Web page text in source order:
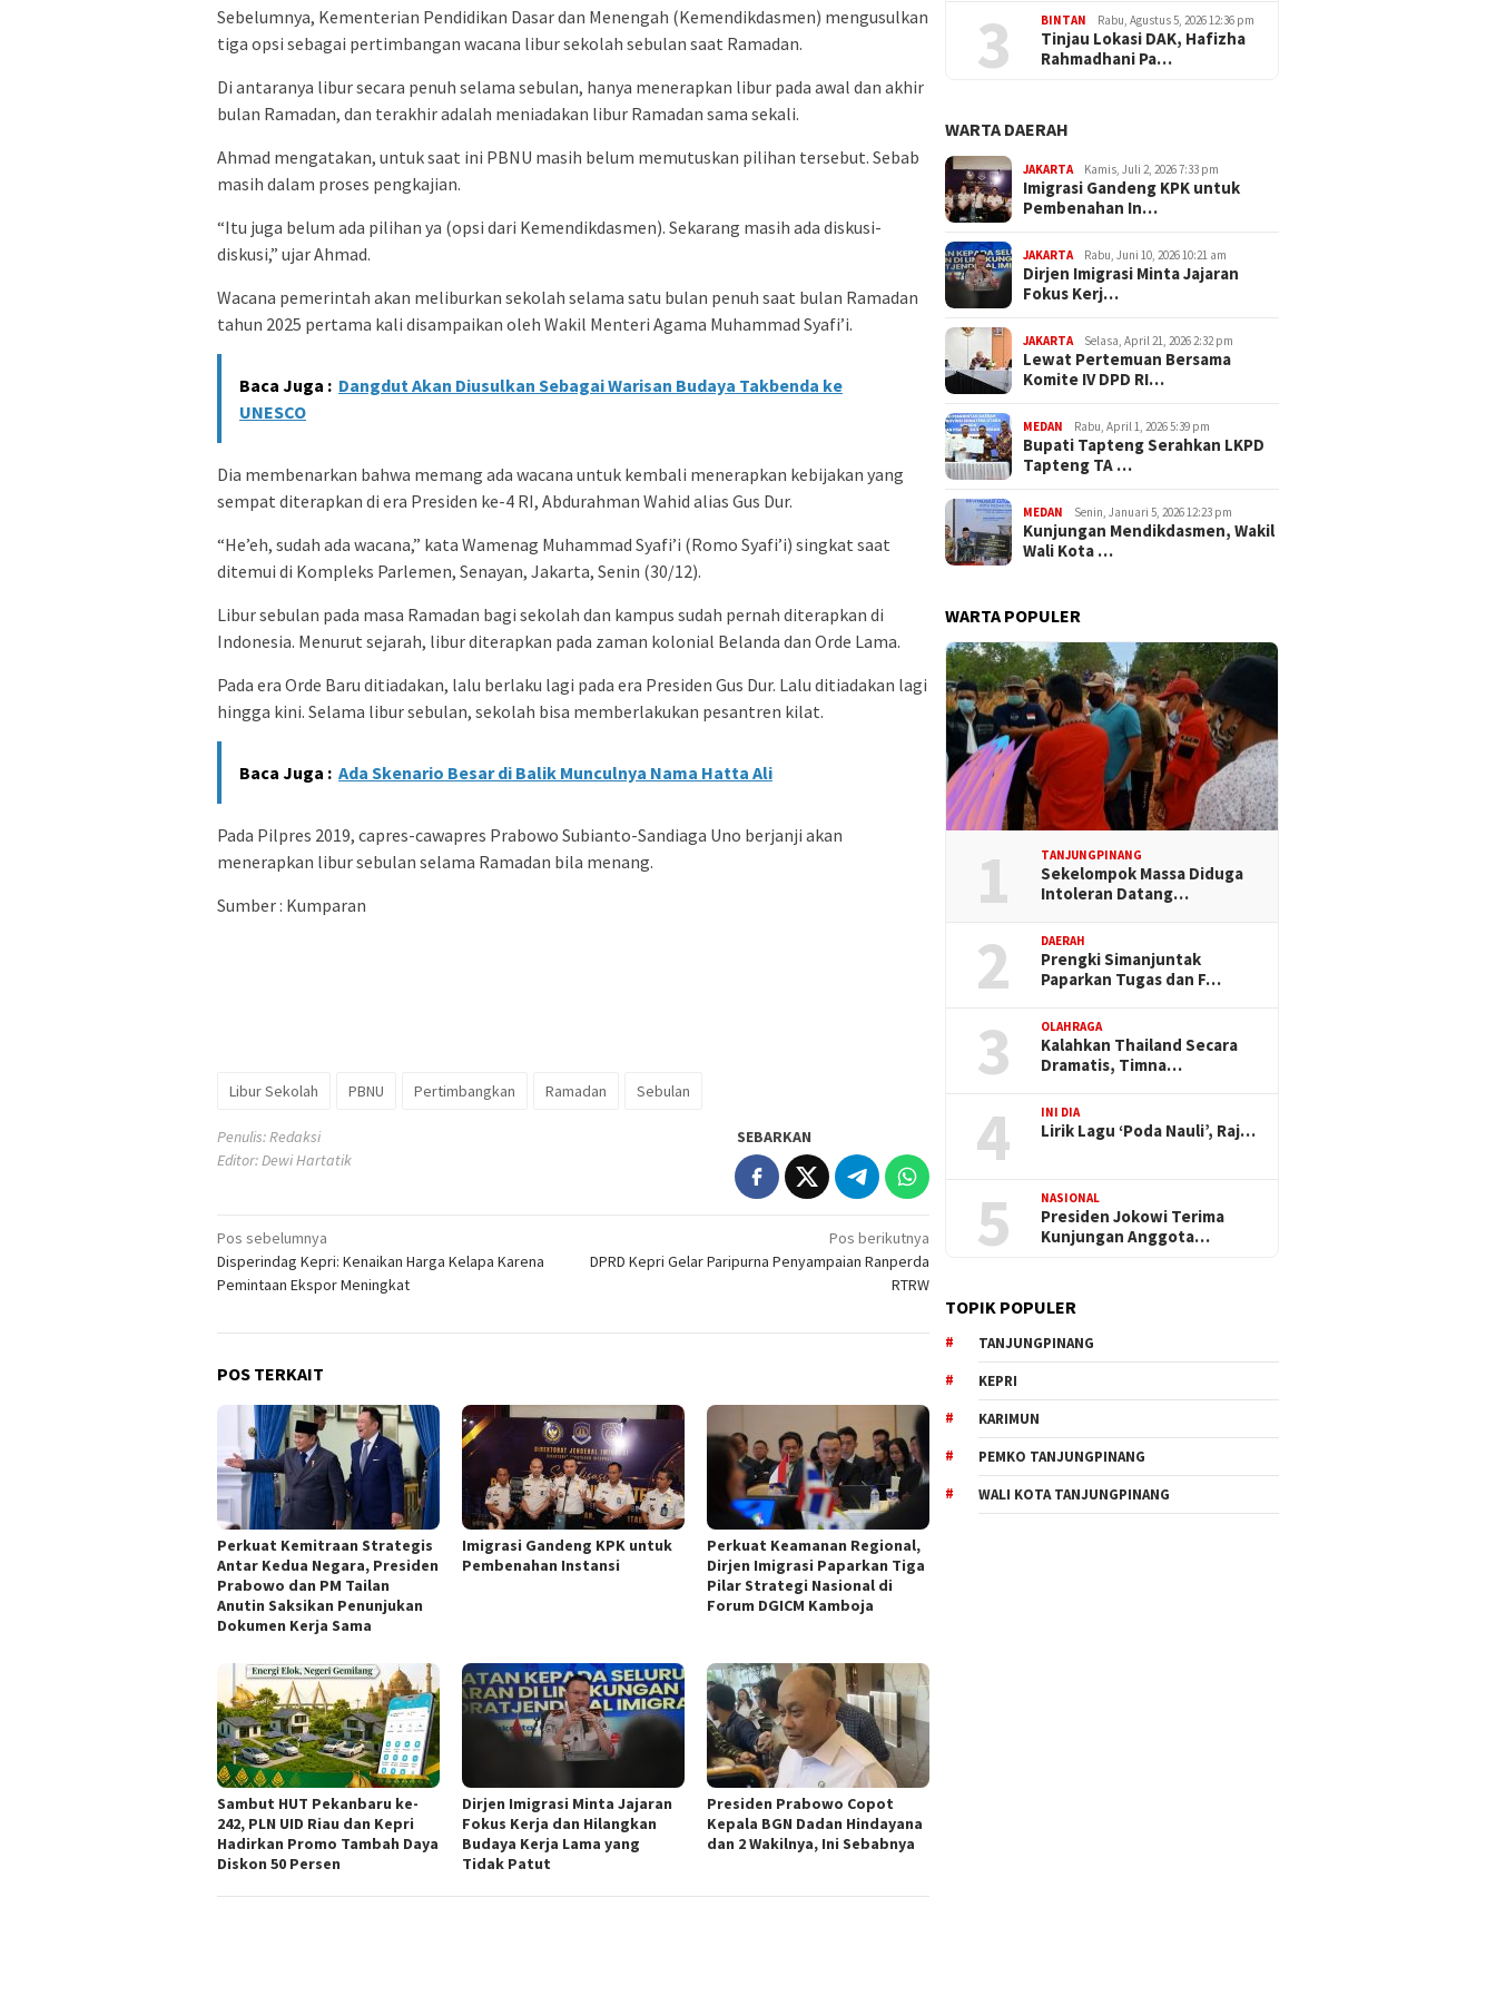
Sebelumnya, Kementerian Pendidikan Dasar dan Menengah (Kemendikdasmen) mengusulkan
tiga opsi sebagai pertimbangan wacana libur sekolah sebulan saat Ramadan.
Di antaranya libur secara penuh selama sebulan, hanya menerapkan libur pada awal dan akhir
bulan Ramadan, dan terakhir adalah meniadakan libur Ramadan sama sekali.
Ahmad mengatakan, untuk saat ini PBNU masih belum memutuskan pilihan tersebut. Sebab
masih dalam proses pengkajian.
“Itu juga belum ada pilihan ya (opsi dari Kemendikdasmen). Sekarang masih ada diskusi-
diskusi,” ujar Ahmad.
Wacana pemerintah akan meliburkan sekolah selama satu bulan penuh saat bulan Ramadan
tahun 2025 pertama kali disampaikan oleh Wakil Menteri Agama Muhammad Syafi’i.
Baca Juga : Dangdut Akan Diusulkan Sebagai Warisan Budaya Takbenda ke
UNESCO
Dia membenarkan bahwa memang ada wacana untuk kembali menerapkan kebijakan yang
sempat diterapkan di era Presiden ke-4 RI, Abdurahman Wahid alias Gus Dur.
“He’eh, sudah ada wacana,” kata Wamenag Muhammad Syafi’i (Romo Syafi’i) singkat saat
ditemui di Kompleks Parlemen, Senayan, Jakarta, Senin (30/12).
Libur sebulan pada masa Ramadan bagi sekolah dan kampus sudah pernah diterapkan di
Indonesia. Menurut sejarah, libur diterapkan pada zaman kolonial Belanda dan Orde Lama.
Pada era Orde Baru ditiadakan, lalu berlaku lagi pada era Presiden Gus Dur. Lalu ditiadakan lagi
hingga kini. Selama libur sebulan, sekolah bisa memberlakukan pesantren kilat.
Baca Juga : Ada Skenario Besar di Balik Munculnya Nama Hatta Ali
Pada Pilpres 2019, capres-cawapres Prabowo Subianto-Sandiaga Uno berjanji akan
menerapkan libur sebulan selama Ramadan bila menang.
Sumber : Kumparan
Libur Sekolah PBNU Pertimbangkan Ramadan Sebulan
Penulis: Redaksi
Editor: Dewi Hartatik
SEBARKAN
Navigasi
pos
Pos sebelumnya
Disperindag Kepri: Kenaikan Harga Kelapa Karena
Pemintaan Ekspor Meningkat
Pos berikutnya
DPRD Kepri Gelar Paripurna Penyampaian Ranperda
RTRW
POS TERKAIT
Perkuat Kemitraan Strategis
Antar Kedua Negara, Presiden
Prabowo dan PM Tailan
Anutin Saksikan Penunjukan
Dokumen Kerja Sama
Imigrasi Gandeng KPK untuk
Pembenahan Instansi
Perkuat Keamanan Regional,
Dirjen Imigrasi Paparkan Tiga
Pilar Strategi Nasional di
Forum DGICM Kamboja
Sambut HUT Pekanbaru ke-
242, PLN UID Riau dan Kepri
Hadirkan Promo Tambah Daya
Diskon 50 Persen
Dirjen Imigrasi Minta Jajaran
Fokus Kerja dan Hilangkan
Budaya Kerja Lama yang
Tidak Patut
Presiden Prabowo Copot
Kepala BGN Dadan Hindayana
dan 2 Wakilnya, Ini Sebabnya
3 BINTAN Rabu, Agustus 5, 2026 12:36 pm
Tinjau Lokasi DAK, Hafizha
Rahmadhani Pa…
WARTA DAERAH
JAKARTA Kamis, Juli 2, 2026 7:33 pm
Imigrasi Gandeng KPK untuk
Pembenahan In…
JAKARTA Rabu, Juni 10, 2026 10:21 am
Dirjen Imigrasi Minta Jajaran
Fokus Kerj…
JAKARTA Selasa, April 21, 2026 2:32 pm
Lewat Pertemuan Bersama
Komite IV DPD RI…
MEDAN Rabu, April 1, 2026 5:39 pm
Bupati Tapteng Serahkan LKPD
Tapteng TA …
MEDAN Senin, Januari 5, 2026 12:23 pm
Kunjungan Mendikdasmen, Wakil
Wali Kota …
WARTA POPULER
1 TANJUNGPINANG
Sekelompok Massa Diduga
Intoleran Datang…
2 DAERAH
Prengki Simanjuntak
Paparkan Tugas dan F…
3 OLAHRAGA
Kalahkan Thailand Secara
Dramatis, Timna…
4 INI DIA
Lirik Lagu ‘Poda Nauli’, Raj…
5 NASIONAL
Presiden Jokowi Terima
Kunjungan Anggota…
TOPIK POPULER
TANJUNGPINANG
KEPRI
KARIMUN
PEMKO TANJUNGPINANG
WALI KOTA TANJUNGPINANG